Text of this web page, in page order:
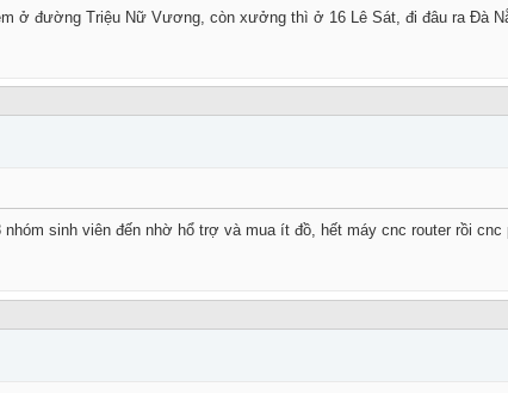
ở đường Triệu Nữ Vương, còn xưởng thì ở 16 Lê Sát, đi đâu ra Đà
sinh viên đến nhờ hổ trợ và mua ít đồ, hết máy cnc router rồi cnc